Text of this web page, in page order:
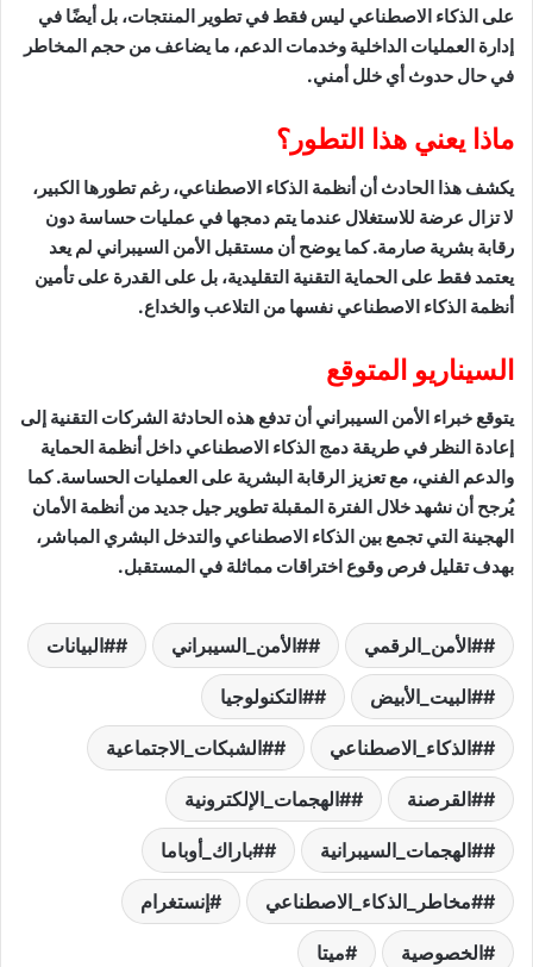
على الذكاء الاصطناعي ليس فقط في تطوير المنتجات، بل أيضًا في
إدارة العمليات الداخلية وخدمات الدعم، ما يضاعف من حجم المخاطر
في حال حدوث أي خلل أمني.
ماذا يعني هذا التطور؟
يكشف هذا الحادث أن أنظمة الذكاء الاصطناعي، رغم تطورها الكبير،
لا تزال عرضة للاستغلال عندما يتم دمجها في عمليات حساسة دون
رقابة بشرية صارمة. كما يوضح أن مستقبل الأمن السيبراني لم يعد
يعتمد فقط على الحماية التقنية التقليدية، بل على القدرة على تأمين
أنظمة الذكاء الاصطناعي نفسها من التلاعب والخداع.
السيناريو المتوقع
يتوقع خبراء الأمن السيبراني أن تدفع هذه الحادثة الشركات التقنية إلى
إعادة النظر في طريقة دمج الذكاء الاصطناعي داخل أنظمة الحماية
والدعم الفني، مع تعزيز الرقابة البشرية على العمليات الحساسة. كما
يُرجح أن نشهد خلال الفترة المقبلة تطوير جيل جديد من أنظمة الأمان
الهجينة التي تجمع بين الذكاء الاصطناعي والتدخل البشري المباشر،
بهدف تقليل فرص وقوع اختراقات مماثلة في المستقبل.
#الأمن_الرقمي #الأمن_السيبراني #البيانات
#البيت_الأبيض #التكنولوجيا
#الذكاء_الاصطناعي #الشبكات_الاجتماعية
#القرصنة #الهجمات_الإلكترونية
#الهجمات_السيبرانية #باراك_أوباما
#مخاطر_الذكاء_الاصطناعي إنستغرام
الخصوصية ميتا